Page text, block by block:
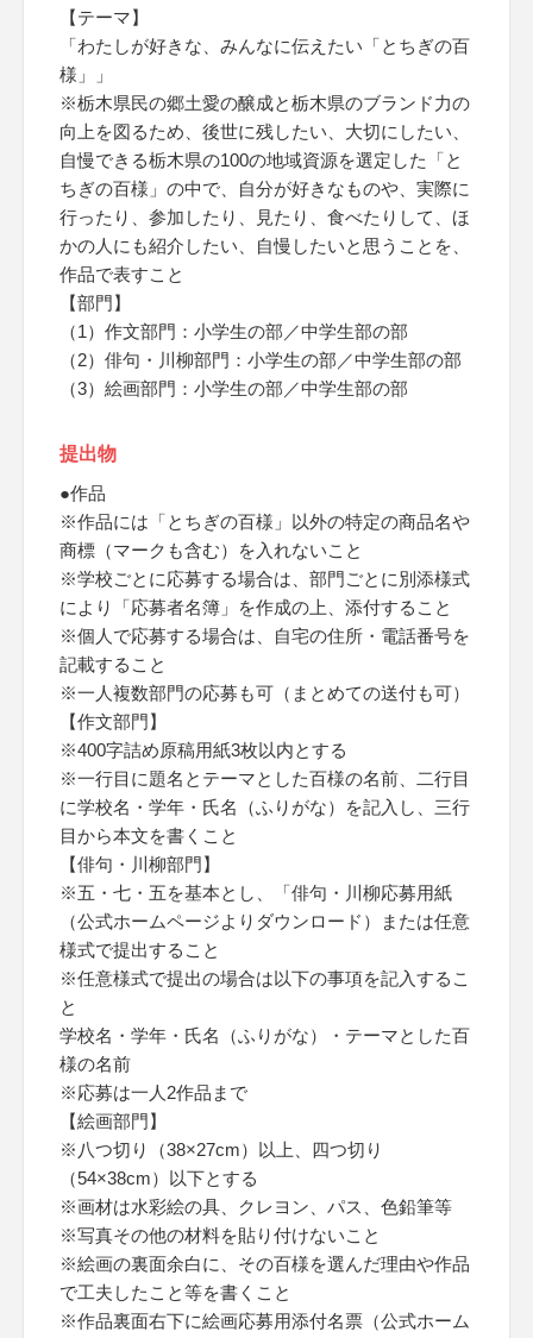
【テーマ】
「わたしが好きな、みんなに伝えたい「とちぎの百
様」」
※栃木県民の郷土愛の醸成と栃木県のブランド力の
向上を図るため、後世に残したい、大切にしたい、
自慢できる栃木県の100の地域資源を選定した「と
ちぎの百様」の中で、自分が好きなものや、実際に
行ったり、参加したり、見たり、食べたりして、ほ
かの人にも紹介したい、自慢したいと思うことを、
作品で表すこと
【部門】
（1）作文部門：小学生の部／中学生部の部
（2）俳句・川柳部門：小学生の部／中学生部の部
（3）絵画部門：小学生の部／中学生部の部
提出物
●作品
※作品には「とちぎの百様」以外の特定の商品名や
商標（マークも含む）を入れないこと
※学校ごとに応募する場合は、部門ごとに別添様式
により「応募者名簿」を作成の上、添付すること
※個人で応募する場合は、自宅の住所・電話番号を
記載すること
※一人複数部門の応募も可（まとめての送付も可）
【作文部門】
※400字詰め原稿用紙3枚以内とする
※一行目に題名とテーマとした百様の名前、二行目
に学校名・学年・氏名（ふりがな）を記入し、三行
目から本文を書くこと
【俳句・川柳部門】
※五・七・五を基本とし、「俳句・川柳応募用紙
（公式ホームページよりダウンロード）または任意
様式で提出すること
※任意様式で提出の場合は以下の事項を記入するこ
と
学校名・学年・氏名（ふりがな）・テーマとした百
様の名前
※応募は一人2作品まで
【絵画部門】
※八つ切り（38×27cm）以上、四つ切り
（54×38cm）以下とする
※画材は水彩絵の具、クレヨン、パス、色鉛筆等
※写真その他の材料を貼り付けないこと
※絵画の裏面余白に、その百様を選んだ理由や作品
で工夫したこと等を書くこと
※作品裏面右下に絵画応募用添付名票（公式ホーム